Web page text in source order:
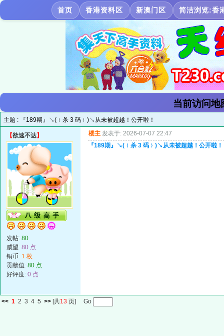
首页 香港资料区 新澳门区 简洁浏览:香
当前访问地
主题 : 『189期』↘(﹛杀 3 码﹜)↘从未被超越！公开啦！
【欲速不达】
发帖: 80
威望: 80 点
铜币: 1 枚
贡献值: 80 点
好评度: 0 点
楼主 发表于: 2026-07-07 22:47
『189期』↘(﹛杀 3 码﹜)↘从未被超越！公开啦！
<< 1 2 3 4 5 >> [共13 页] Go